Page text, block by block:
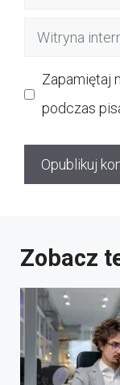
Witryna
Zapamiętaj
podczas
Zobacz